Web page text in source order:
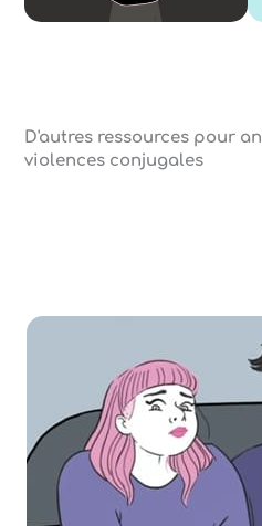
D'autres ressources pour
violences conjugales